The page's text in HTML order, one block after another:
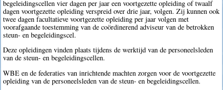
begeleidingscellen vier dagen per jaar een voortgezette opleiding of twaalf
dagen voortgezette opleiding verspreid over drie jaar, volgen. Zij kunnen ook
twee dagen facultatieve voortgezette opleiding per jaar volgen met
voorafgaande toestemming van de coördinerend adviseur van de betrokken
steun- en begeleidingscel.
Deze opleidingen vinden plaats tijdens de werktijd van de personeelsleden
van de steun- en begeleidingscellen.
WBE en de federaties van inrichtende machten zorgen voor de voortgezette
opleiding van de personeelsleden van de steun- en begeleidingscellen.